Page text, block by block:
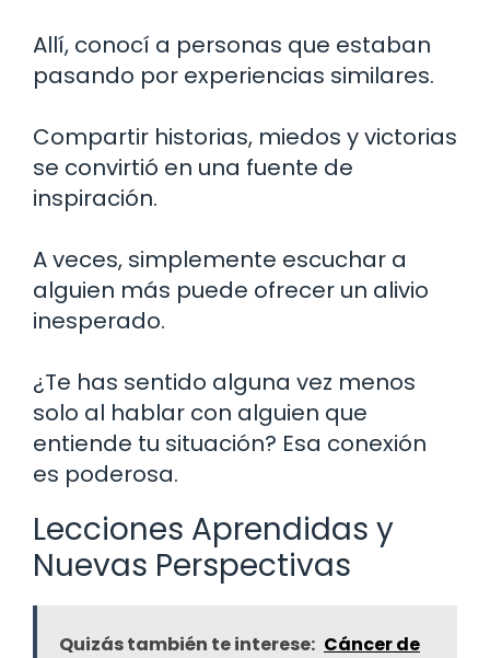
Allí, conocí a personas que estaban
pasando por experiencias similares.
Compartir historias, miedos y victorias
se convirtió en una fuente de
inspiración.
A veces, simplemente escuchar a
alguien más puede ofrecer un alivio
inesperado.
¿Te has sentido alguna vez menos
solo al hablar con alguien que
entiende tu situación? Esa conexión
es poderosa.
Lecciones Aprendidas y
Nuevas Perspectivas
Quizás también te interese: Cáncer de